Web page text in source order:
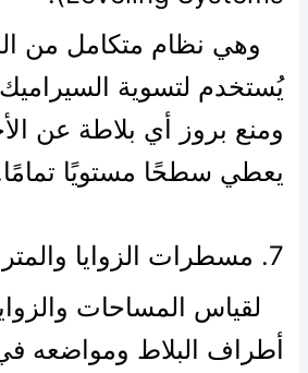
وهي نظام متكامل من
يُستخدم لتسوية السيراميك
ومنع بروز أي بلاطة عن
يعطي سطحًا مستويًا
7. مسطرات الزوايا والمتر الليزري:
لقياس المساحات
أطراف البلاط ومواضعه